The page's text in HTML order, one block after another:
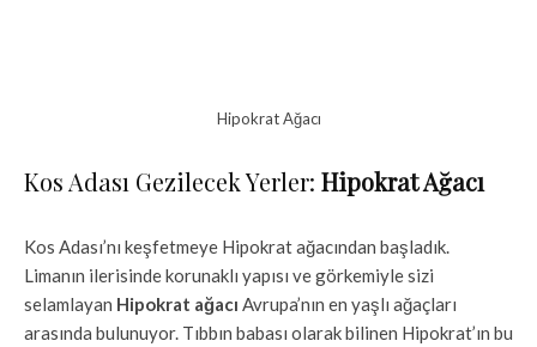
Hipokrat Ağacı
Kos Adası Gezilecek Yerler: Hipokrat Ağacı
Kos Adası’nı keşfetmeye Hipokrat ağacından başladık.
Limanın ilerisinde korunaklı yapısı ve görkemiyle sizi
selamlayan Hipokrat ağacı Avrupa’nın en yaşlı ağaçları
arasında bulunuyor. Tıbbın babası olarak bilinen Hipokrat’ın bu